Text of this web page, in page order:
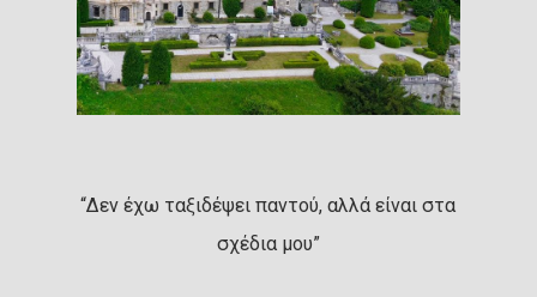
“Δεν έχω ταξιδέψει παντού, αλλά είναι στα
σχέδια μου”